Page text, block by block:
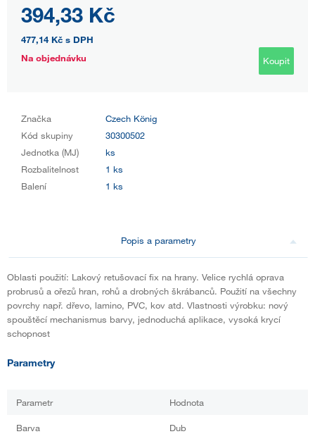
394,33 Kč
477,14 Kč s DPH
Na objednávku
Koupit
Značka
Czech König
Kód skupiny
30300502
Jednotka (MJ)
ks
Rozbalitelnost
1 ks
Balení
1 ks
Popis a parametry
Oblasti použití: Lakový retušovací fix na hrany. Velice rychlá oprava
probrusů a ořezů hran, rohů a drobných škrábanců. Použití na všechny
povrchy např. dřevo, lamino, PVC, kov atd. Vlastnosti výrobku: nový
spouštěcí mechanismus barvy, jednoduchá aplikace, vysoká krycí
schopnost
Parametry
Parametr Hodnota
Barva Dub